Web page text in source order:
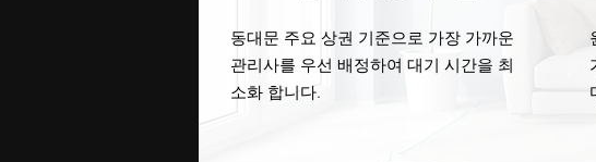
동대문 주요 상권 기준으로 가장 가까운
관리사를 우선 배정하여 대기 시간을 최
소화 합니다.